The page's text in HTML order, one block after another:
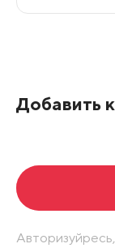
Добавить